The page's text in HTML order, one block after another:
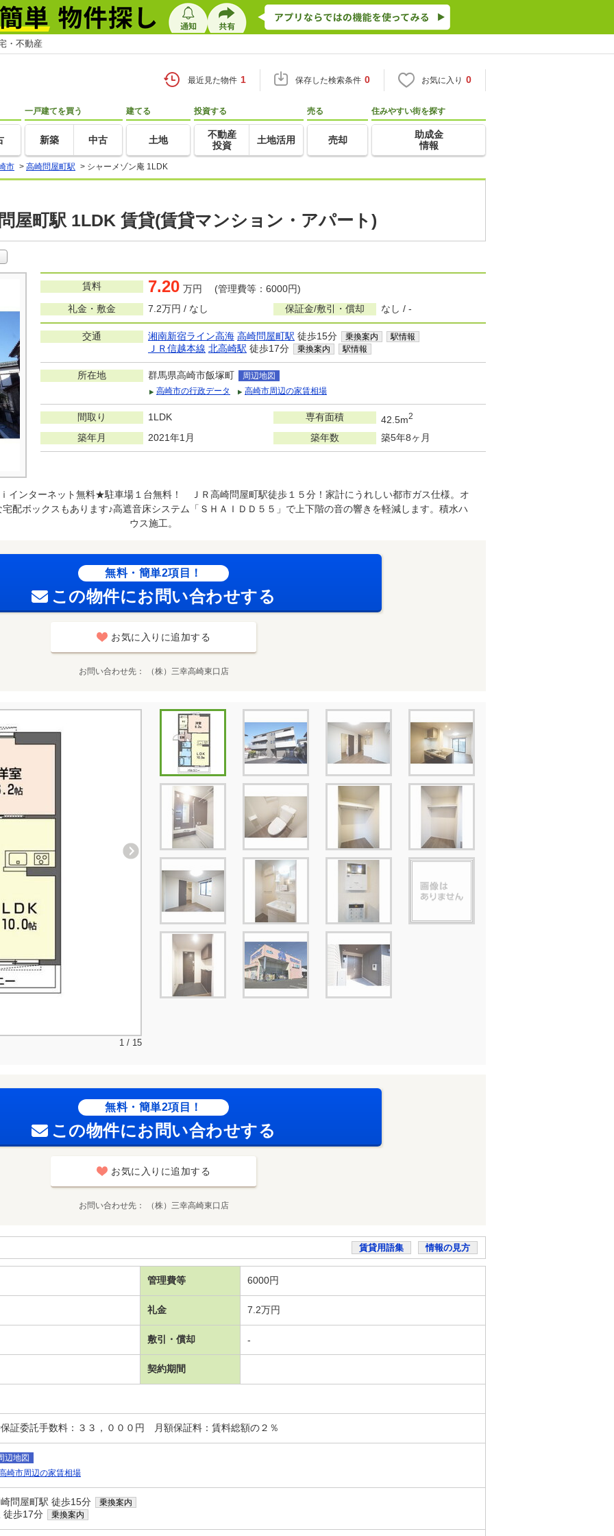
・不動産
最近見た物件 1 保存した検索条件 0 お気に入り 0
一戸建てを買う
新築 中古
建てる
土地
投資する
不動産
投資
土地活用
売る
売却
住みやすい街を探す
助成金
情報
市 > 高崎問屋町駅 > シャーメゾン庵 1LDK
屋町駅 1LDK 賃貸(賃貸マンション・アパート)
賃料 7.20 万円 (管理費等：6000円)
礼金・敷金
7.2万円 / なし 保証金/敷引・償却 なし / -
交通 湘南新宿ライン高海 高崎問屋町駅 徒歩15分 乗換案内 駅情報
ＪＲ信越本線 北高崎駅 徒歩17分 乗換案内 駅情報
所在地 群馬県高崎市飯塚町
周辺地図
高崎市の行政データ
高崎市周辺の家賃相場
間取り 1LDK 専有面積 42.5m2
築年月 2021年1月 築年数 築5年8ヶ月
ンターネット無料★駐車場１台無料！ ＪＲ高崎問屋町駅徒歩１５分！家計にうれしい都市ガス仕様。オ
配ボックスもあります♪高遮音床システム「ＳＨＡＩＤＤ５５」で上下階の音の響きを軽減します。積水ハ
ウス施工。
無料・簡単2項目！
この物件にお問い合わせする
お気に入りに追加する
お問い合わせ先 （株）三幸高崎東口店
1 / 15
無料・簡単2項目！
この物件にお問い合わせする
お気に入りに追加する
お問い合わせ先 （株）三幸高崎東口店
賃貸用語集 情報の見方
管理費等 6000円
礼金 7.2万円
敷引・償却 -
契約期間
証委託手数料：３３，０００円 月額保証料：賃料総額の２％
辺地図
崎市周辺の家賃相場
問屋町駅 徒歩15分 乗換案内
徒歩17分 乗換案内